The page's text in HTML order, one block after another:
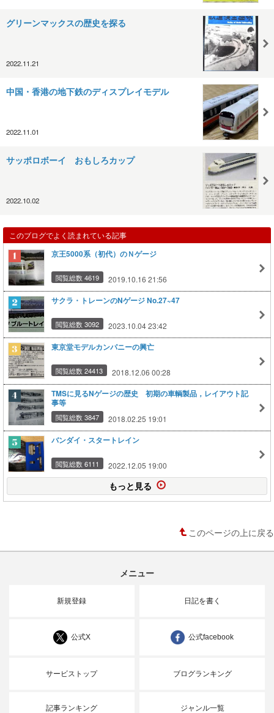
グリーンマックスの歴史を探る
2022.11.21
中国・香港の地下鉄のディスプレイモデル
2022.11.01
サッポロボーイ おもしろカップ
2022.10.02
このブログでよく読まれている記事
京王5000系（初代）のＮゲージ
閲覧総数 4619 2019.10.16 21:56
サクラ・トレーンのNゲージ No.27~47
閲覧総数 3092 2023.10.04 23:42
東京堂モデルカンパニーの興亡
閲覧総数 24413 2018.12.06 00:28
TMSに見るNゲージの歴史 初期の車輌製品，レイアウト記
事等
閲覧総数 3847 2018.02.25 19:01
バンダイ・スタートレイン
閲覧総数 6111 2022.12.05 19:00
もっと見る
このページの上に戻る
メニュー
新規登録 日記を書く
公式X 公式facebook
サービストップ ブログランキング
記事ランキング ジャンル一覧